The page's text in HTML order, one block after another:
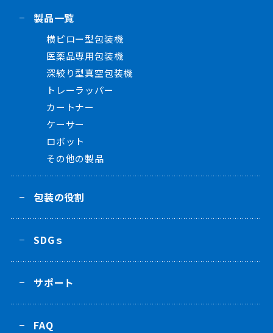
製品一覧
横ピロー型包装機
医薬品専用包装機
深絞り型真空包装機
トレーラッパー
カートナー
ケーサー
ロボット
その他の製品
包装の役割
SDGｓ
サポート
FAQ